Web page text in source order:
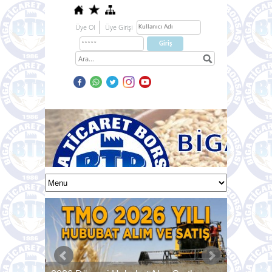
Üye Ol Üye Girişi